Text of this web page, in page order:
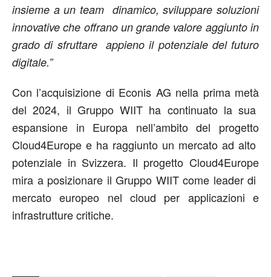
insieme a un team dinamico, sviluppare soluzioni
innovative che offrano un grande valore aggiunto in
grado di sfruttare appieno il potenziale del futuro
digitale.”
Con l’acquisizione di Econis AG nella prima metà
del 2024, il Gruppo WIIT ha continuato la sua
espansione in Europa nell’ambito del progetto
Cloud4Europe e ha raggiunto un mercato ad alto
potenziale in Svizzera. Il progetto Cloud4Europe
mira a posizionare il Gruppo WIIT come leader di
mercato europeo nel cloud per applicazioni e
infrastrutture critiche.